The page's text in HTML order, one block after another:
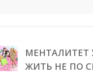
МЕНТАЛИТЕТ
ЖИТЬ НЕ ПО